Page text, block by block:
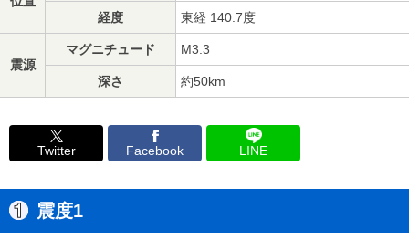
経度 東経 140.7度
震源
マグニチュード M3.3
深さ 約50km
Twitter Facebook LINE
震度1